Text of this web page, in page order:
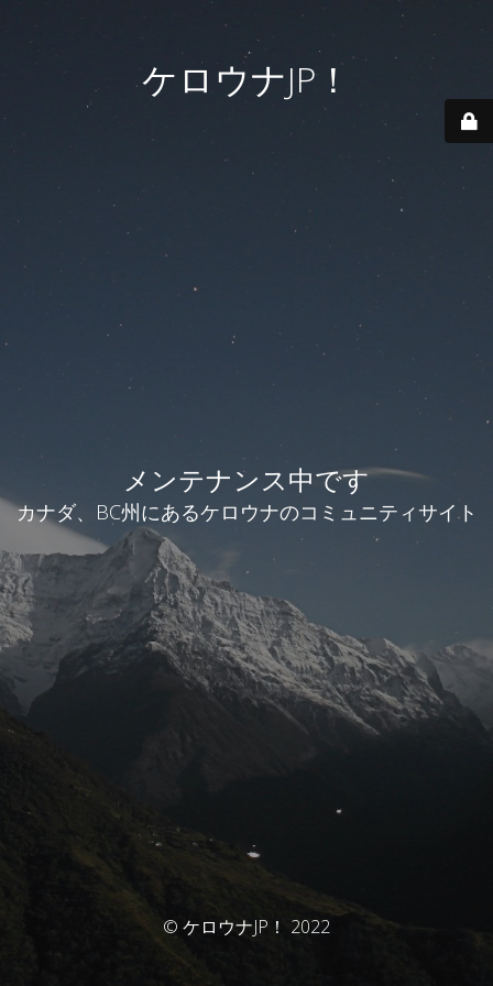
ケロウナJP！
メンテナンス中です
カナダ、BC州にあるケロウナのコミュニティサイト
© ケロウナJP！ 2022